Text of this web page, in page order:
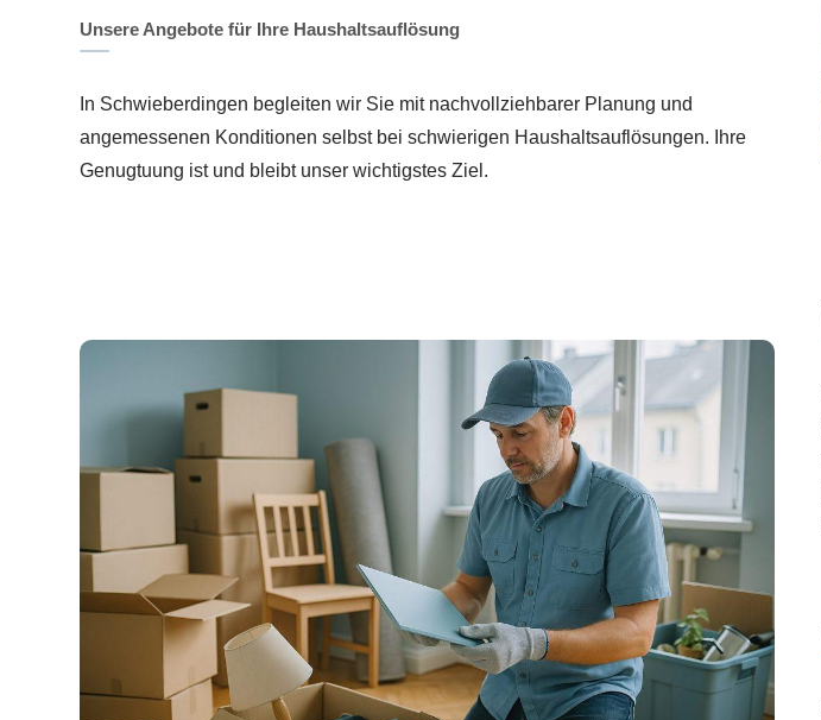
Unsere Angebote für Ihre Haushaltsauflösung
In Schwieberdingen begleiten wir Sie mit nachvollziehbarer Planung und
angemessenen Konditionen selbst bei schwierigen Haushaltsauflösungen. Ihre
Genugtuung ist und bleibt unser wichtigstes Ziel.